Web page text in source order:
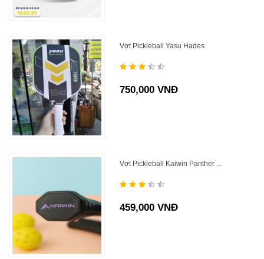
Vợt Pickleball Yasu Hades
750,000 VNĐ
Vợt Pickleball Kaiwin Panther ...
459,000 VNĐ